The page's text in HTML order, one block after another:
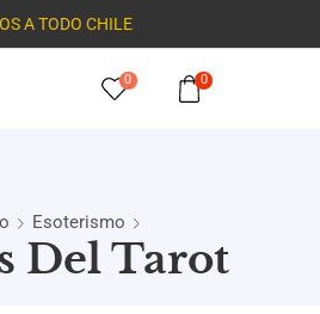
A TODO CHILE
0 0
Esoterismo
Del Tarot